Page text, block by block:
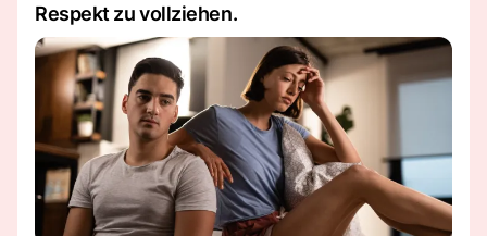
Respekt zu vollziehen.